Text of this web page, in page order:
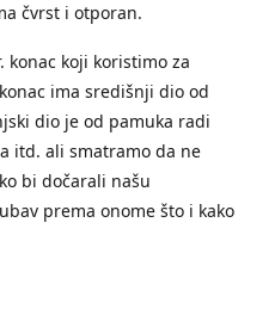
čvrst i otporan.
konac koji koristimo za
ima središnji dio od
dio je od pamuka radi
itd. ali smatramo da ne
bi dočarali našu
prema onome što i kako